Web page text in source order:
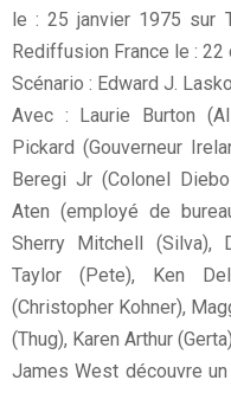
le : 25 janvier 1975 sur
Rediffusion France le :
Scénario : Edward J.
Avec : Laurie Burton
Pickard (Gouverneur
Beregi Jr (Colonel
Aten (employé de
Sherry Mitchell (Silva),
Taylor (Pete), Ken
(Christopher Kohner),
(Thug), Karen Arthur (Gerta)
James West découvre